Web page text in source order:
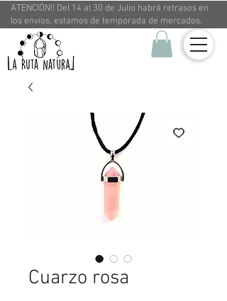
ATENCIÓN!! Del 14 al 30 de Julio habrá retrasos en
los envíos, estamos de temporada de mercados.
Cuarzo rosa